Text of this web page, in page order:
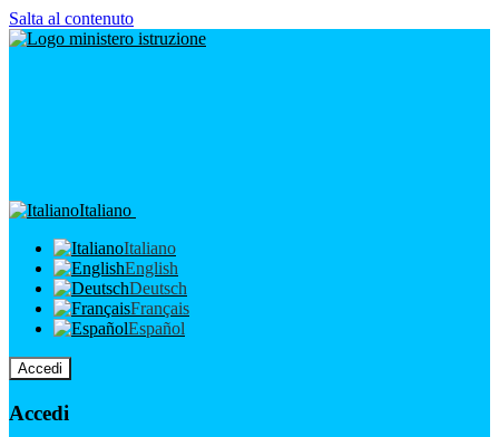
Salta al contenuto
Italiano
Italiano
English
Deutsch
Français
Español
Accedi
Accedi